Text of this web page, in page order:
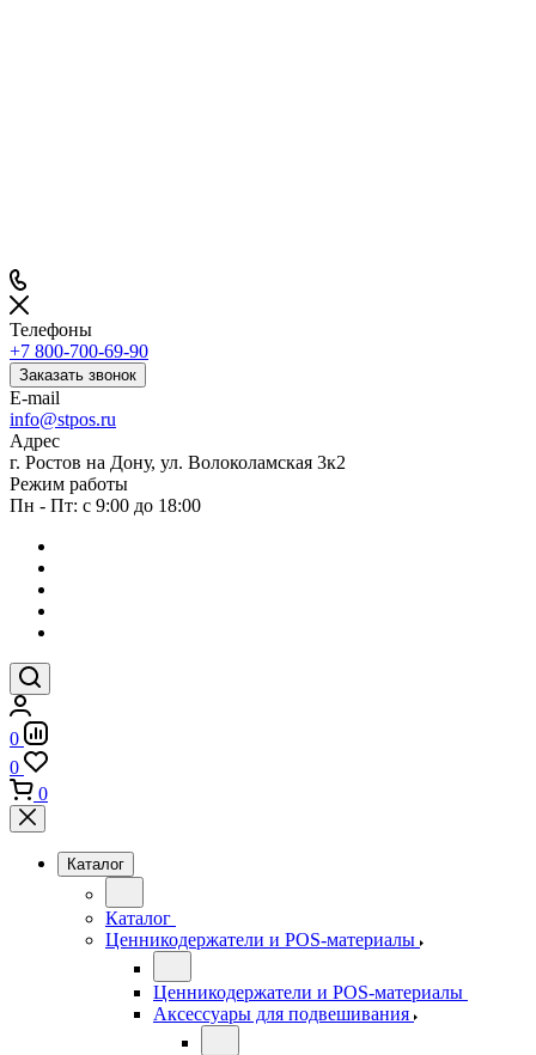
Телефоны
+7 800-700-69-90
Заказать звонок
E-mail
info@stpos.ru
Адрес
г. Ростов на Дону, ул. Волоколамская 3к2
Режим работы
Пн - Пт: с 9:00 до 18:00
0
0
0
Каталог
Каталог
Ценникодержатели и POS-материалы
Ценникодержатели и POS-материалы
Аксессуары для подвешивания